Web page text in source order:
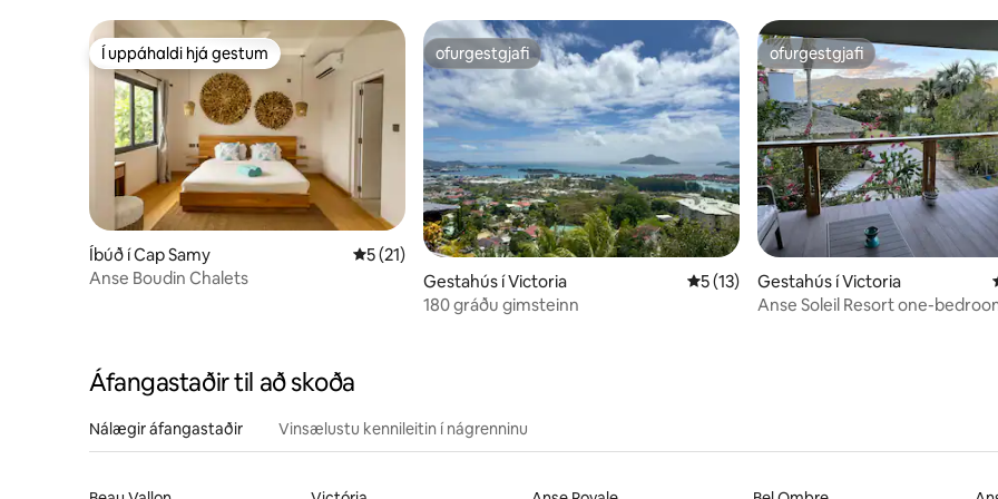
Í uppáhaldi hjá gestum
Í uppáhaldi hjá gestum
Íbúð í Cap Samy 5 af 5 í meðaleinkunn, 21 umsagnir
5 (21)
Anse Boudin Chalets
ofurgestgjafi
ofurgestgjafi
Gestahús í Victoria 5 af 5 í meðaleinkunn, 13 umsagnir
5 (13)
180 gráðu gimsteinn
ofurgestgjafi
ofurgestgjafi
Gestahús í Victoria
Anse Soleil Resort one-
Áfangastaðir til að skoða
Nálægir áfangastaðir Vinsælustu kennileitin í nágrenninu